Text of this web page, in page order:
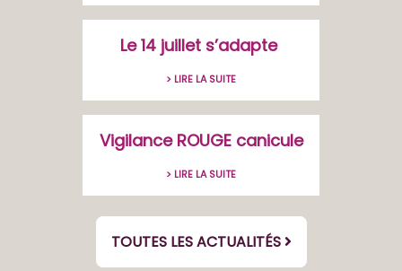
Le 14 juillet s’adapte
> LIRE LA SUITE
Vigilance ROUGE canicule
> LIRE LA SUITE
TOUTES LES ACTUALITÉS